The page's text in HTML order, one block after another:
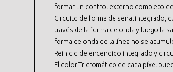
formar un control externo completo
Circuito de forma de señal integrado,
través de la forma de onda y luego la
forma de onda de la línea no se
Reinicio de encendido integrado y
El color Tricromático de cada píxel